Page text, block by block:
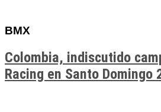
BMX
Colombia, indiscutido
Racing en Santo Domingo